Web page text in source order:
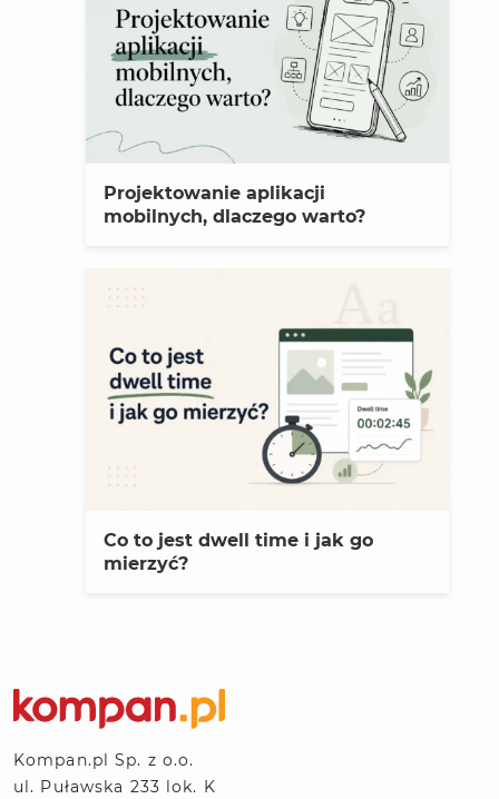
Projektowanie aplikacji
mobilnych, dlaczego warto?
Co to jest dwell time i jak go
mierzyć?
Kompan.pl Sp. z o.o.
ul. Puławska 233 lok. K